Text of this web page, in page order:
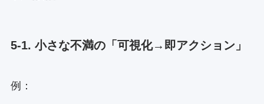
5-1. 小さな不満の「可視化→即アクション」
例：